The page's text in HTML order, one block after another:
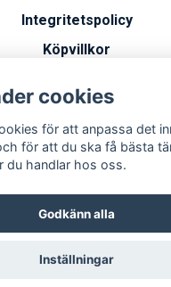
Integritetspolicy
Köpvillkor
Vanliga frågor
Miljöarbete
cookies
för att anpassa det
för att du ska få bästa
du handlar hos oss.
Godkänn alla
Inställningar